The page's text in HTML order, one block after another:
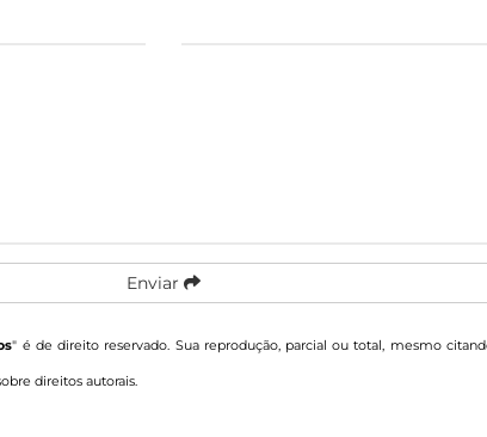
Enviar
" é de direito reservado. Sua reprodução, parcial ou total, mesmo
direitos autorais.